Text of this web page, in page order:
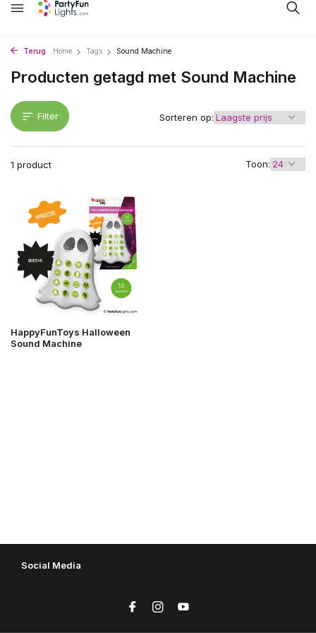
Terug Home Tags Sound Machine
Producten getagd met Sound Machine
Filter
1 product Toon:
Sorteren op:
HappyFunToys Halloween
Sound Machine
Social Media